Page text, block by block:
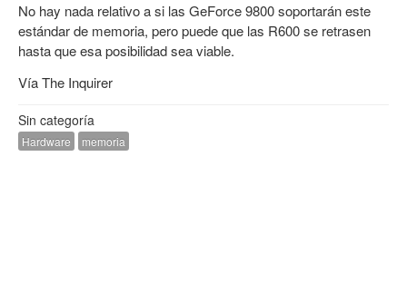
No hay nada relativo a si las GeForce 9800 soportarán este
estándar de memoria, pero puede que las R600 se retrasen
hasta que esa posibilidad sea viable.
VíaThe Inquirer
Sin categoría
Hardware memoria